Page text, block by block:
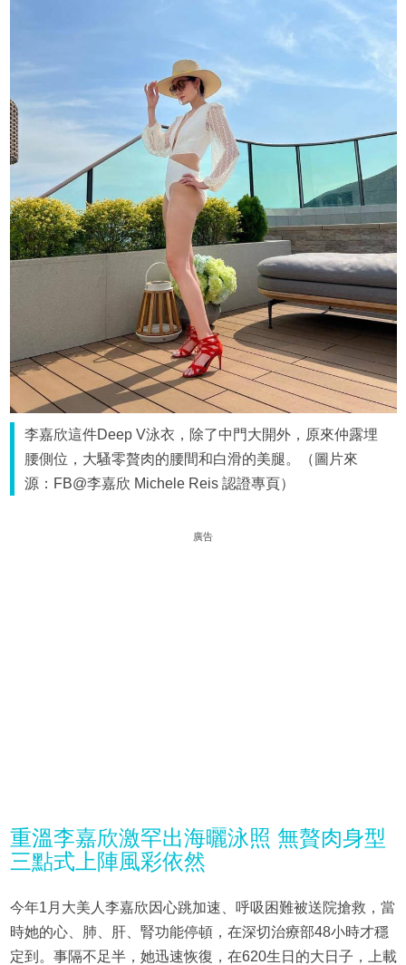
李嘉欣這件Deep V泳衣，除了中門大開外，原來仲露埋
腰側位，大騷零贅肉的腰間和白滑的美腿。（圖片來
源：FB@李嘉欣 Michele Reis 認證專頁）
廣告
重溫李嘉欣激罕出海曬泳照 無贅肉身型
三點式上陣風彩依然
今年1月大美人李嘉欣因心跳加速、呼吸困難被送院搶救，當
時她的心、肺、肝、腎功能停頓，在深切治療部48小時才穩
定到。事隔不足半，她迅速恢復，在620生日的大日子，上載